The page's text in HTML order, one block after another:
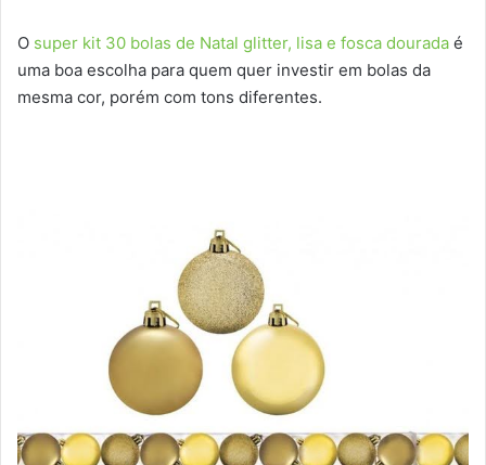
O super kit 30 bolas de Natal glitter, lisa e fosca dourada é
uma boa escolha para quem quer investir em bolas da
mesma cor, porém com tons diferentes.